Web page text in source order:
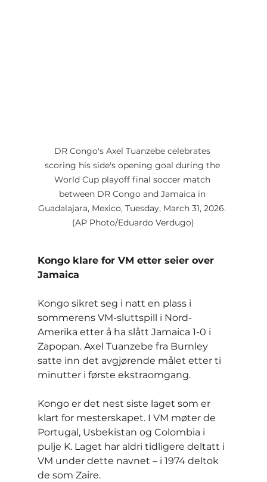
DR Congo's Axel Tuanzebe celebrates
scoring his side's opening goal during the
World Cup playoff final soccer match
between DR Congo and Jamaica in
Guadalajara, Mexico, Tuesday, March 31, 2026.
(AP Photo/Eduardo Verdugo)
Kongo klare for VM etter seier over
Jamaica
Kongo sikret seg i natt en plass i
sommerens VM-sluttspill i Nord-
Amerika etter å ha slått Jamaica 1-0 i
Zapopan. Axel Tuanzebe fra Burnley
satte inn det avgjørende målet etter ti
minutter i første ekstraomgang.
Kongo er det nest siste laget som er
klart for mesterskapet. I VM møter de
Portugal, Usbekistan og Colombia i
pulje K. Laget har aldri tidligere deltatt i
VM under dette navnet – i 1974 deltok
de som Zaire.